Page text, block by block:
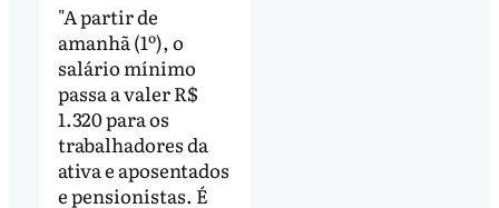
"A partir de
amanhã (1º), o
salário mínimo
passa a valer R$
1.320 para os
trabalhadores da
ativa e aposentados
e pensionistas. É